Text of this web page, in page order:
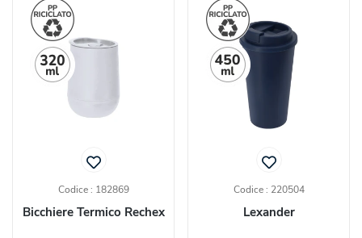
Codice : 182869
Bicchiere Termico Rechex
Codice : 220504
Lexander